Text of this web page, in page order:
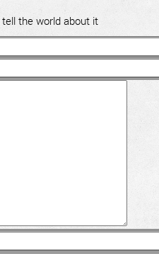
the world about it